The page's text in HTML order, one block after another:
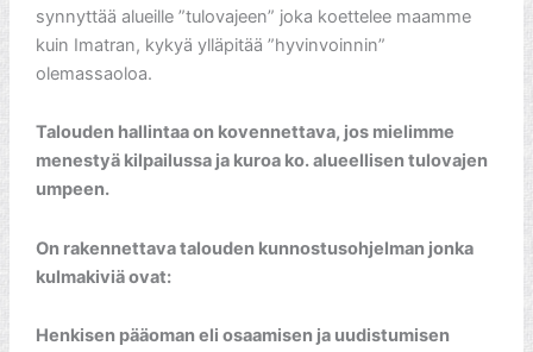
synnyttää alueille ”tulovajeen” joka koettelee maamme
kuin Imatran, kykyä ylläpitää ”hyvinvoinnin”
olemassaoloa.
Talouden hallintaa on kovennettava, jos mielimme
menestyä kilpailussa ja kuroa ko. alueellisen tulovajen
umpeen.
On rakennettava talouden kunnostusohjelman jonka
kulmakiviä ovat:
Henkisen pääoman eli osaamisen ja uudistumisen